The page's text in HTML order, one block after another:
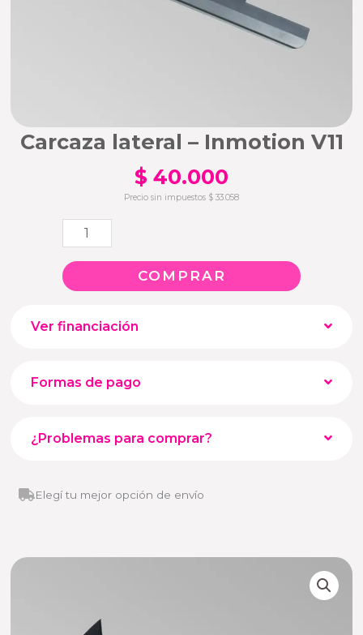
Carcaza lateral – Inmotion V11
$ 40.000
Precio sin impuestos $ 33.058
Carcaza
-
V11
COMPRAR
Ver financiación
Formas de pago
¿Problemas para comprar?
Elegí tu mejor opción de envío